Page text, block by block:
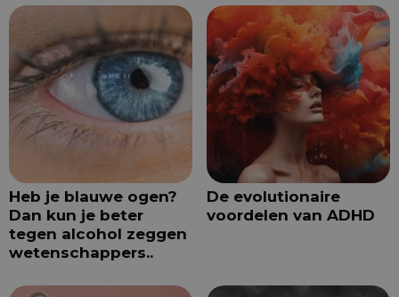
Heb je blauwe ogen?
Dan kun je beter
tegen alcohol zeggen
wetenschappers..
De evolutionaire
voordelen van ADHD